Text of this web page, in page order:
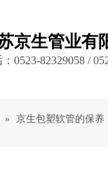
京生管业有
0523-82329058 /
» 京生包塑软管的保养